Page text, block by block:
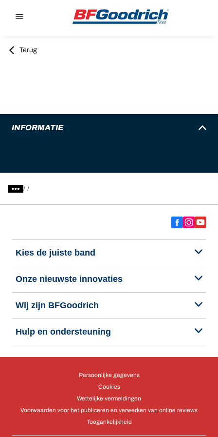
Terug
INFORMATIE
/
Kies de juiste band
Onze nieuwste innovaties
Wij zijn BFGoodrich
Hulp en ondersteuning
Persoonlijke gegevens
Cookies
Wettelijke vermeldingen
Voorwaarden voor het publiceren en verwerken van online reviews
Toegankelijkheid